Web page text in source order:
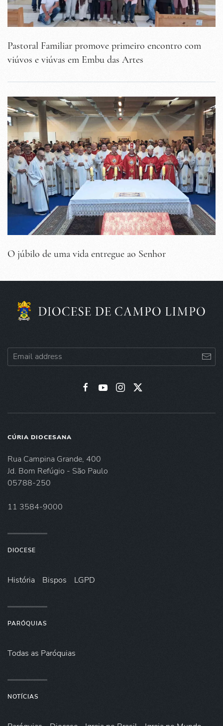
Pastoral Familiar promove primeiro encontro com
viúvos e viúvas em Embu das Artes
O júbilo de uma vida entregue ao Senhor
CÚRIA DIOCESANA
Rua Campina Grande, 400
Jd. Bom Refúgio - São Paulo
05788-250
11 3584-9000
DIOCESE
História Bispos LGPD
PARÓQUIAS
Todas as Paróquias
NOTÍCIAS